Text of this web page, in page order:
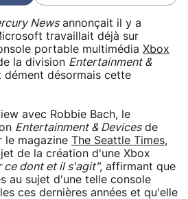
Newsannonçait il y a
travaillait déjà sur
portable multimédia Xbox
la division Entertainment &
désormais cette
avec Robbie Bach, le
Entertainment & Devicesde
le magazine The Seattle Times,
de la création d'une Xbox
ce dont et il s'agit", affirmant que
au sujet d'une telle console
ces dernières années et qu'elle